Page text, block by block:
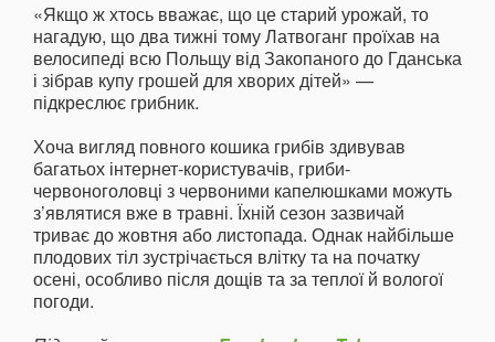
«Якщо ж хтось вважає, що це старий урожай, то
нагадую, що два тижні тому Латвоганг проїхав на
велосипеді всю Польщу від Закопаного до Гданська
і зібрав купу грошей для хворих дітей» —
підкреслює грибник.
Хоча вигляд повного кошика грибів здивував
багатьох інтернет-користувачів, гриби-
червоноголовці з червоними капелюшками можуть
з’являтися вже в травні. Їхній сезон зазвичай
триває до жовтня або листопада. Однак найбільше
плодових тіл зустрічається влітку та на початку
осені, особливо після дощів та за теплої й вологої
погоди.